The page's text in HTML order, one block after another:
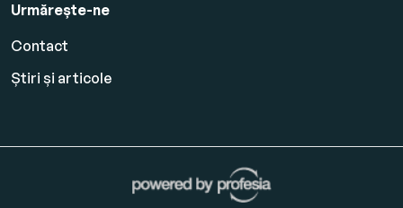
Urmărește-ne
Contact
Știri și articole